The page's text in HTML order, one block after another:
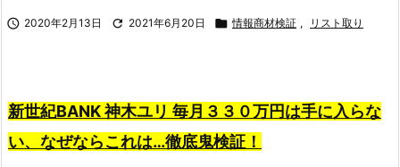
 2020年2月13日  2021年6月20日  情報商材検証 , リスト取り
新世紀BANK 神木ユリ 毎月３３０万円は手に入らな
い、なぜならこれは…徹底鬼検証！